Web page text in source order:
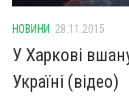
НОВИНИ 28.11.2015
У Харкові
Україні (відео)